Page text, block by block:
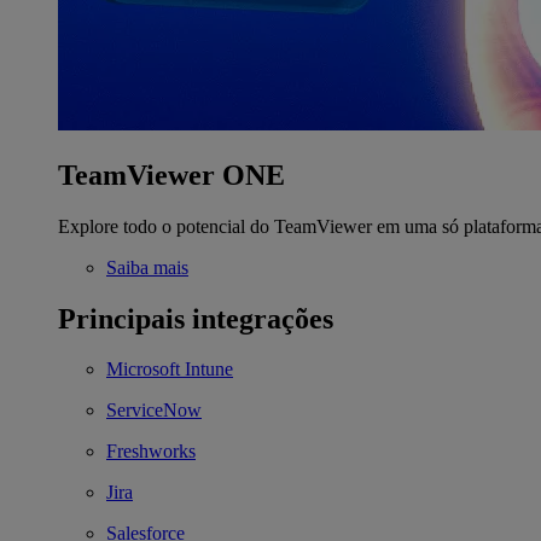
TeamViewer ONE
Explore todo o potencial do TeamViewer em uma só
Saiba mais
Principais integrações
Microsoft Intune
ServiceNow
Freshworks
Jira
Salesforce